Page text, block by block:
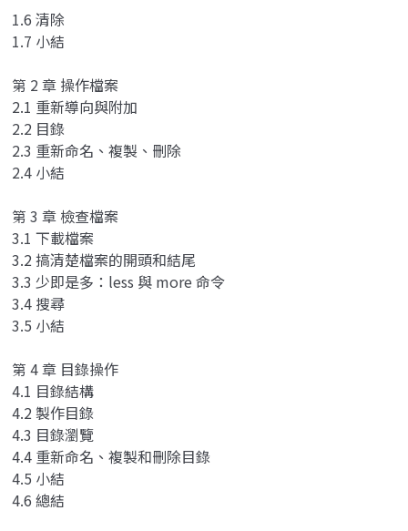
1.6 清除
1.7 小結
第 2 章 操作檔案
2.1 重新導向與附加
2.2 目錄
2.3 重新命名、複製、刪除
2.4 小結
第 3 章 檢查檔案
3.1 下載檔案
3.2 搞清楚檔案的開頭和結尾
3.3 少即是多：less 與 more 命令
3.4 搜尋
3.5 小結
第 4 章 目錄操作
4.1 目錄結構
4.2 製作目錄
4.3 目錄瀏覽
4.4 重新命名、複製和刪除目錄
4.5 小結
4.6 總結